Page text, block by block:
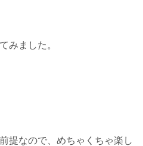
みました。
提なので、めちゃくちゃ楽し